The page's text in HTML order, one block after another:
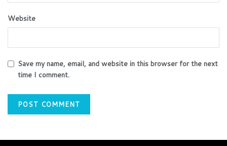
Website
Save my name, email, and website in this browser for the next
time I comment.